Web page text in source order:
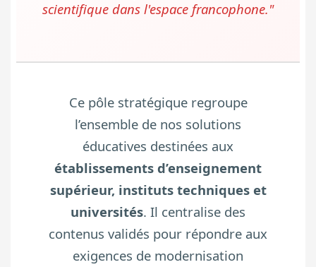
scientifique dans l'espace francophone."
Ce pôle stratégique regroupe
l’ensemble de nos solutions
éducatives destinées aux
établissements d’enseignement
supérieur, instituts techniques et
universités. Il centralise des
contenus validés pour répondre aux
exigences de modernisation